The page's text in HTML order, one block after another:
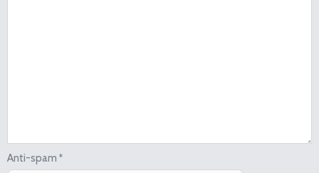
Anti-spam